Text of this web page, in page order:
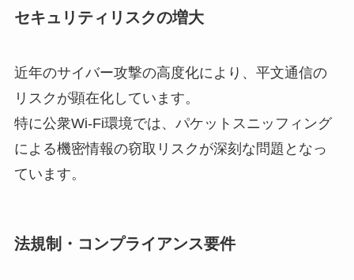
セキュリティリスクの増大
近年のサイバー攻撃の高度化により、平文通信の
リスクが顕在化しています。
特に公衆Wi-Fi環境では、パケットスニッフィング
による機密情報の窃取リスクが深刻な問題となっ
ています。
法規制・コンプライアンス要件